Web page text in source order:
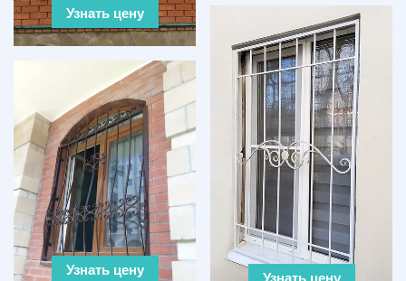
Узнать цену
Узнать цену Узнать цену